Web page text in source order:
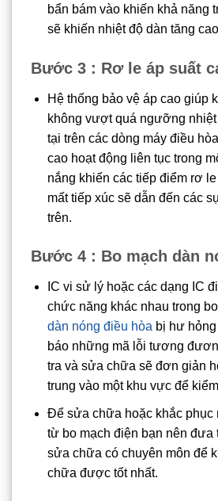
bẩn bám vào khiến khả năng
sẽ khiến nhiệt độ dàn tăng
Bước 3 : Rơ le áp suất
Hệ thống bảo vệ áp cao giúp
không vượt quá ngưỡng
tại trên các dòng máy điều
cao hoạt động liên tục trong
nắng khiến các tiếp điểm rơ
mất tiếp xúc sẽ dẫn đến các
trên.
Bước 4 : Bo mạch dàn
IC vi sử lý hoặc các dạng IC
chức năng khác nhau trong
dàn nóng điều hòa bị hư
báo những mã lỗi tương
tra và sửa chữa sẽ đơn giản
trung vào một khu vực để
Để sửa chữa hoặc khắc phục
từ bo mạch điện bạn nên đưa
sửa chữa có chuyên môn để
chữa được tốt nhất.